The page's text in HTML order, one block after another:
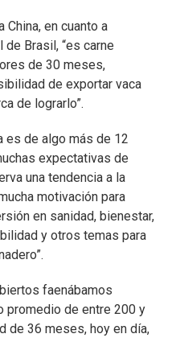
China, en cuanto a
Brasil, “es carne
de 30 meses,
de exportar vaca
de lograrlo”.
es de algo más de 12
expectativas de
una tendencia a la
motivación para
en sanidad, bienestar,
y otros temas para
faenábamos
promedio de entre 200 y
de 36 meses, hoy en día,